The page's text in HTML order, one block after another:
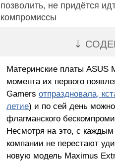
позволить, не придётся
компромиссы
⇣
Материнские платы ASUS
момента их первого
Gamers отпраздновала,
летие) и по сей день
флагманского
Несмотря на это, с
компании не перестают
новую модель Maximus